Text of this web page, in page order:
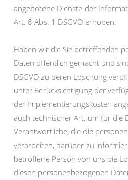
angebotene Dienste der
Art. 8 Abs. 1 DSGVO erhoben.
Haben wir die Sie betreffenden
Daten öffentlich gemacht und
DSGVO zu deren Löschung
unter Berücksichtigung der
der Implementierungskosten
auch technischer Art, um für die
Verantwortliche, die die
verarbeiten, darüber zu
betroffene Person von uns die
diesen personenbezogenen